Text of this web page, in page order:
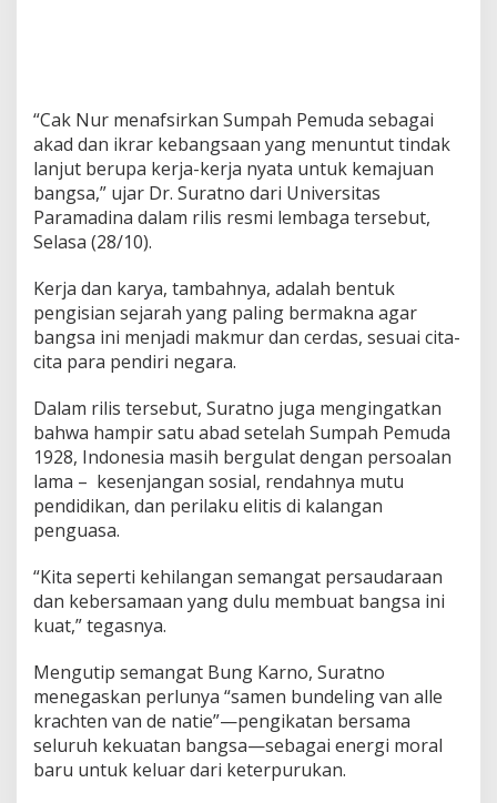
“Cak Nur menafsirkan Sumpah Pemuda sebagai
akad dan ikrar kebangsaan yang menuntut tindak
lanjut berupa kerja-kerja nyata untuk kemajuan
bangsa,” ujar Dr. Suratno dari Universitas
Paramadina dalam rilis resmi lembaga tersebut,
Selasa (28/10).
Kerja dan karya, tambahnya, adalah bentuk
pengisian sejarah yang paling bermakna agar
bangsa ini menjadi makmur dan cerdas, sesuai cita-
cita para pendiri negara.
Dalam rilis tersebut, Suratno juga mengingatkan
bahwa hampir satu abad setelah Sumpah Pemuda
1928, Indonesia masih bergulat dengan persoalan
lama – kesenjangan sosial, rendahnya mutu
pendidikan, dan perilaku elitis di kalangan
penguasa.
“Kita seperti kehilangan semangat persaudaraan
dan kebersamaan yang dulu membuat bangsa ini
kuat,” tegasnya.
Mengutip semangat Bung Karno, Suratno
menegaskan perlunya “samen bundeling van alle
krachten van de natie”—pengikatan bersama
seluruh kekuatan bangsa—sebagai energi moral
baru untuk keluar dari keterpurukan.